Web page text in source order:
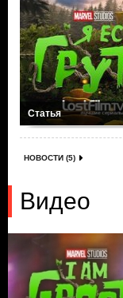
Статья
НОВОСТИ (5)
Видео